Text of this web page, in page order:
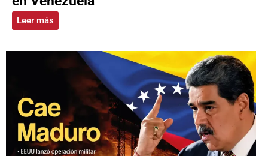
Leer más